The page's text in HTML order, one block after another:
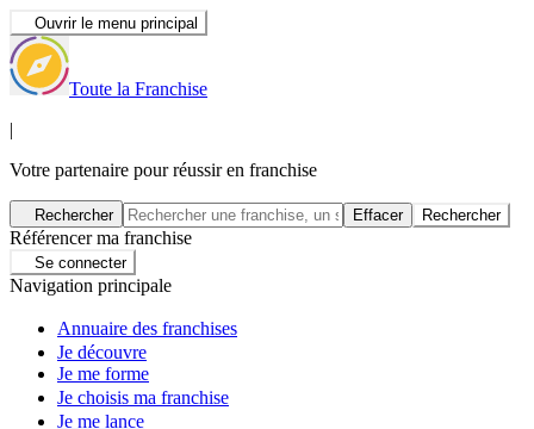
Ouvrir le menu principal
Toute la Franchise
|
Votre partenaire pour réussir en franchise
Rechercher Effacer Rechercher
Référencer ma franchise
Se connecter
Navigation principale
Annuaire des franchises
Je découvre
Je me forme
Je choisis ma franchise
Je me lance